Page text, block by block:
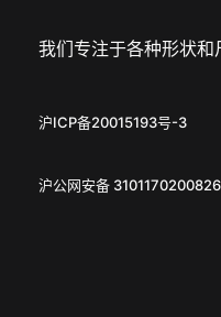
我们专注于各种形状和
沪ICP备20015193号-3
沪公网安备